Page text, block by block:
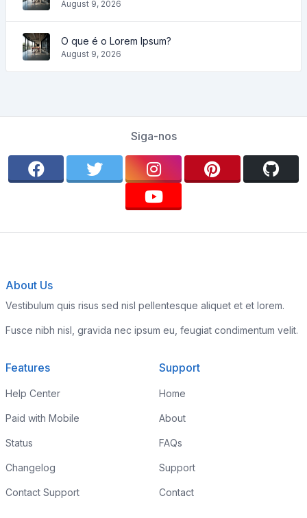
August 9, 2026
O que é o Lorem Ipsum?
August 9, 2026
Siga-nos
About Us
Vestibulum quis risus sed nisl pellentesque aliquet et et lorem.
Fusce nibh nisl, gravida nec ipsum eu, feugiat condimentum velit.
Features
Help Center
Paid with Mobile
Status
Changelog
Contact Support
Support
Home
About
FAQs
Support
Contact